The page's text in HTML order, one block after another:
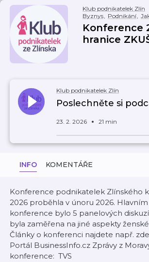
Klub podnikatelek Zlín
Byznys, Podnikání,
Konference
hranice
Klub podnikatelek Zlín
Poslechněte si
23. 2. 2026 21 min
INFO KOMENTÁŘE
Konference podnikatelek Zlínského
2026 proběhla v únoru 2026.
konference bylo 5 panelových
byla zaměřena na jiné aspekty
Články o konferenci najdete např.
Portál BusinessInfo.cz Zprávy z
konference: TVS